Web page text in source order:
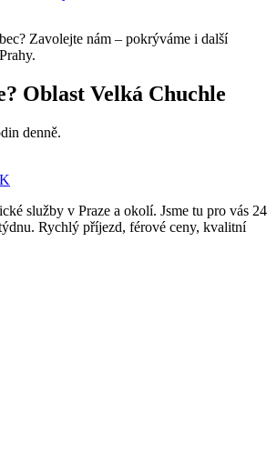
Zavolejte nám – pokrýváme i další
Oblast Velká Chuchle
denně.
služby v Praze a okolí. Jsme tu pro vás 24
Rychlý příjezd, férové ceny, kvalitní